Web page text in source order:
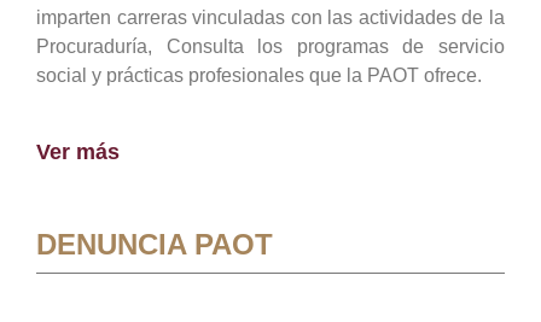
imparten carreras vinculadas con las actividades de la
Procuraduría, Consulta los programas de servicio
social y prácticas profesionales que la PAOT ofrece.
Ver más
DENUNCIA PAOT